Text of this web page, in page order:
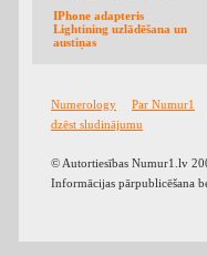
IPhone adapteris
Lightining uzlādēšana un
austiņas
Numerology Par Numur1
dzēst sludinājumu
© Autortiesības Numur1.lv
Informācijas pārpublicēšana